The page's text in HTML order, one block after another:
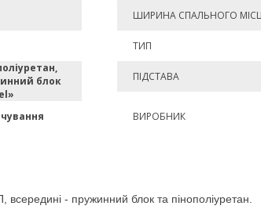
ШИРИНА СПАЛЬНОГО
ТИП
блок
ПІДСТАВА
ВИРОБНИК
- пружинний блок та пінополіуретан.